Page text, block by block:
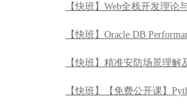
【快班】Python金融业数据
【快班】人脸识别精准安防
【快班】Oracle SQL Tuning
【快班】人脸识别90天速成